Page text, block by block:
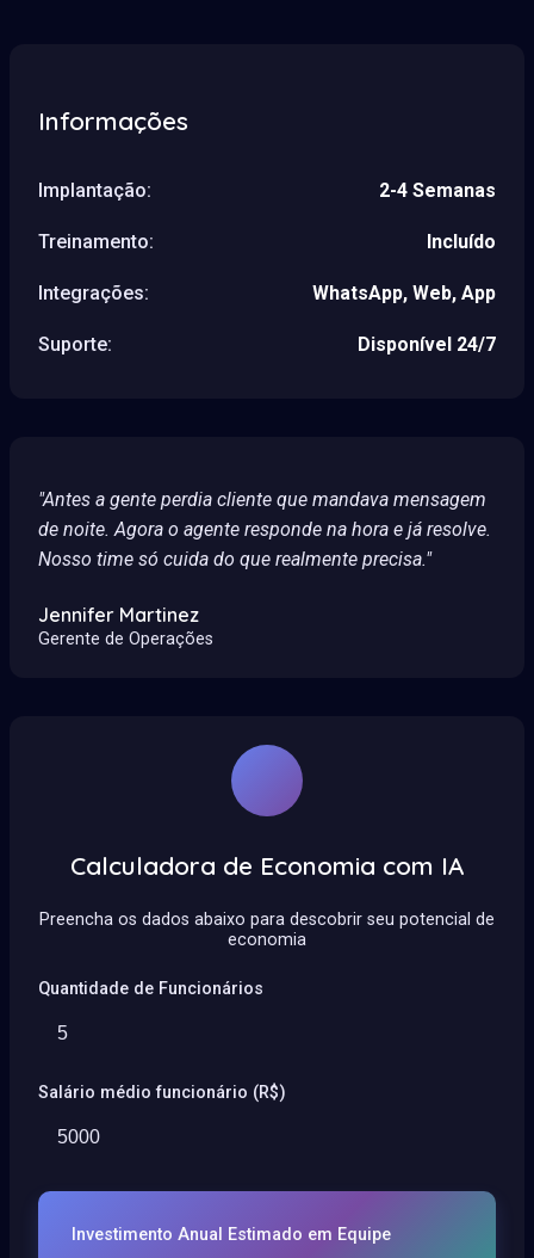
Informações
Implantação: 2-4 Semanas
Treinamento: Incluído
Integrações: WhatsApp, Web, App
Suporte: Disponível 24/7
"Antes a gente perdia cliente que mandava mensagem
de noite. Agora o agente responde na hora e já resolve.
Nosso time só cuida do que realmente precisa."
Jennifer Martinez
Gerente de Operações
Calculadora de Economia com IA
Preencha os dados abaixo para descobrir seu potencial de
economia
Quantidade de Funcionários
Salário médio funcionário (R$)
Investimento Anual Estimado em Equipe